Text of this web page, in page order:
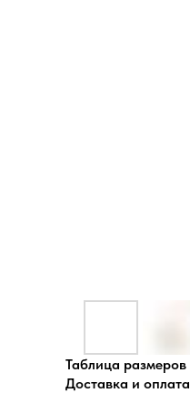
Таблица размеров
Доставка и оплата